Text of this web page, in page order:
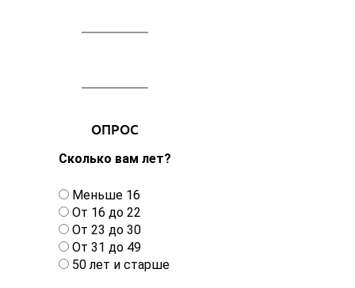
ОПРОС
Сколько вам лет?
В
а
р
и
а
Меньше 16
От 16 до 22
От 23 до 30
От 31 до 49
50 лет и старше